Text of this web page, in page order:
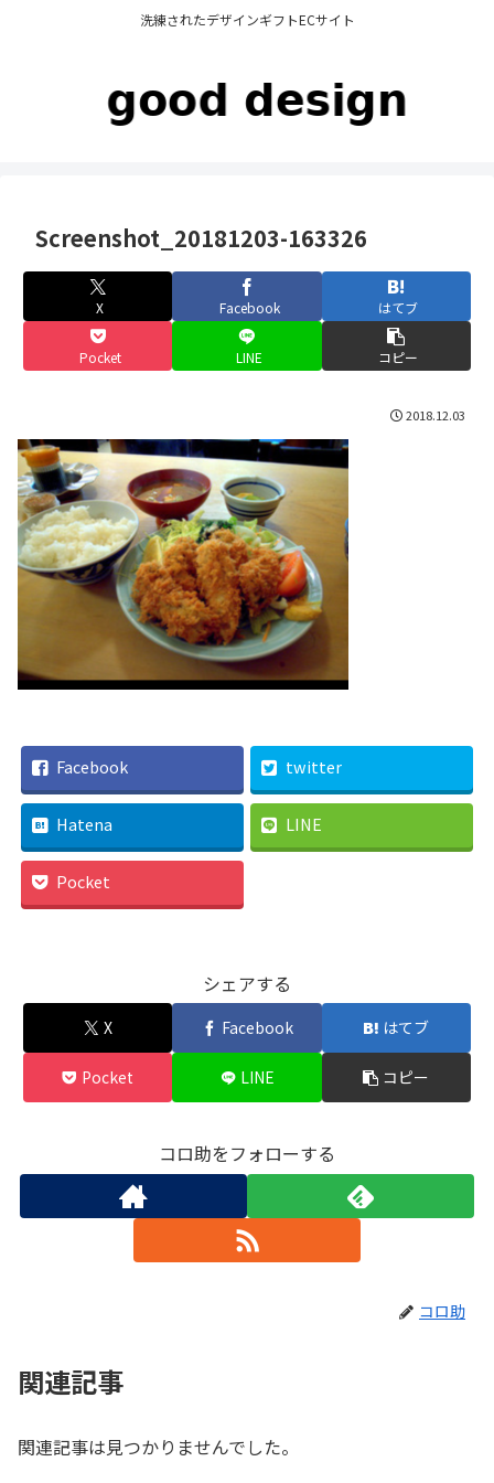
洗練されたデザインギフトECサイト
Screenshot_20181203-163326
X Facebook はてブ
Pocket LINE コピー
2018.12.03
Facebook twitter
Hatena LINE
Pocket
シェアする
X Facebook はてブ
Pocket LINE コピー
コロ助をフォローする
コロ助
関連記事
関連記事は見つかりませんでした。